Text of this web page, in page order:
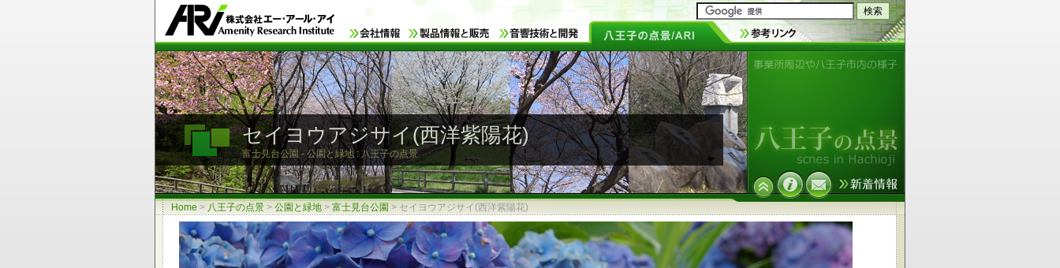
セイヨウアジサイ(西洋紫陽花)
富士見台公園 - 公園と緑地 : 八王子の点景
Home > 八王子の点景 > 公園と緑地 > 富士見台公園 > セイヨウアジサイ(西洋紫陽花)